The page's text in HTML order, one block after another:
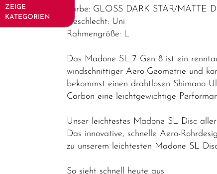
ZEIGE
KATEGORIEN
Elektrofahrräder
Jugendfahrräder
Farbe: GLOSS DARK STAR/MATTE
Geschlecht: Uni
Rahmengröße: L
Das Madone SL 7 Gen 8 ist ein
windschnittiger Aero-Geometrie und
bekommst einen drahtlosen Shimano
Carbon eine leichtgewichtige
Unser leichtestes Madone SL Disc
Das innovative, schnelle Aero-
zu unserem leichtesten Madone SL
So sieht schnell heute aus